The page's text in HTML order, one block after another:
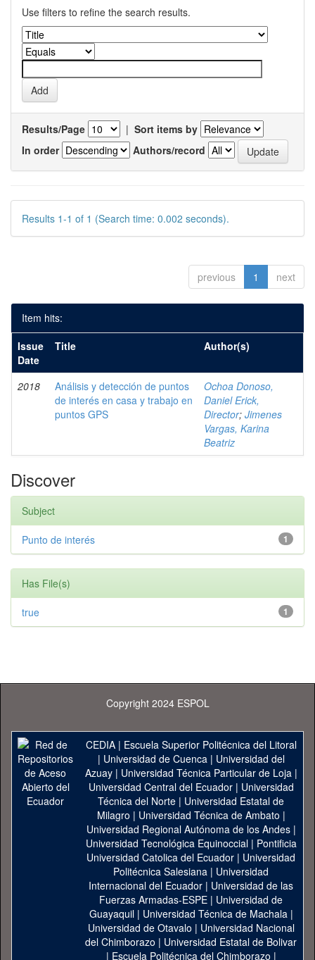
Use filters to refine the search results.
Results/Page | Sort items by
In order
Authors/record
Results 1-1 of 1 (Search time: 0.002 seconds).
previous 1 next
Item hits:
Issue
Date
Title Author(s)
2018
Análisis y detección de puntos
de interés en casa y trabajo en
puntos GPS
Ochoa Donoso,
Daniel Erick,
Director; Jimenes
Vargas, Karina
Beatriz
Discover
Subject
1
Punto de interés
Has File(s)
1
true
Copyright 2024 ESPOL
CEDIA| Escuela Superior Politécnica del Litoral
| Universidad de Cuenca| Universidad del
Azuay| Universidad Técnica Particular de Loja|
Universidad Central del Ecuador| Universidad
Técnica del Norte | Universidad Estatal de
Milagro | Universidad Técnica de Ambato |
Universidad Regional Autónoma de los Andes|
Universidad Tecnológica Equinoccial| Pontificia
Universidad Catolica del Ecuador | Universidad
Politécnica Salesiana | Universidad
Internacional del Ecuador | Universidad de las
Fuerzas Armadas-ESPE | Universidad de
Guayaquil| Universidad Técnica de Machala|
Universidad de Otavalo | Universidad Nacional
del Chimborazo | Universidad Estatal de Bolivar
| Escuela Politécnica del Chimborazo |